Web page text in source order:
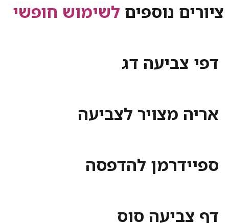
ציורים נוספים לשימוש חופשי
דפי צביעה דג
אריה מצויר לצביעה
ספיידרמן להדפסה
דף צביעה סוס